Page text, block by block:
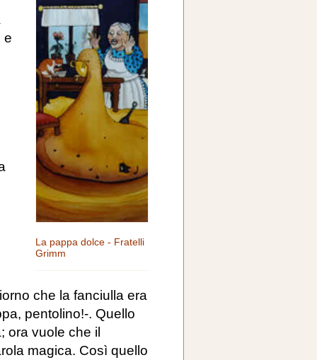
La pappa dolce - Fratelli
Grimm
e
che la fanciulla era
pentolino!-. Quello
ora vuole che il
magica. Così quello